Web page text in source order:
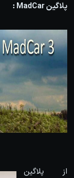
پلاگین MadCar :
از پلاگین